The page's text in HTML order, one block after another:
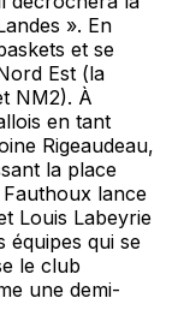
». En
et se
Est (la
NM2). À
en tant
Rigeaudeau,
la place
lance
Louis Labeyrie
équipes qui se
le club
une demi-